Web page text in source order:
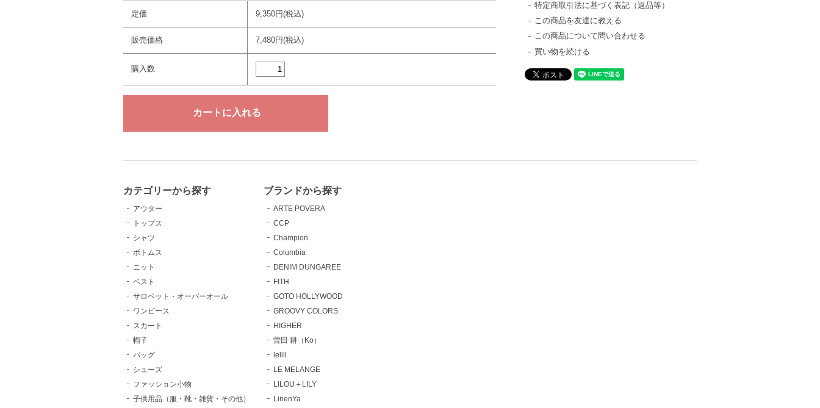
定価 9,350円(税込)
販売価格 7,480円(税込)
購入数
特定商取引法に基づく表記（返品等）
この商品を友達に教える
この商品について問い合わせる
買い物を続ける
カテゴリーから探す
アウター
トップス
シャツ
ボトムス
ニット
ベスト
サロペット・オーバーオール
ワンピース
スカート
帽子
バッグ
シューズ
ファッション小物
子供用品（服・靴・雑貨・その他）
ブランドから探す
ARTE POVERA
CCP
Champion
Columbia
DENIM DUNGAREE
FITH
GOTO HOLLYWOOD
GROOVY COLORS
HIGHER
曽田 耕（Ko）
lelill
LE MELANGE
LILOU＋LILY
LinenYa